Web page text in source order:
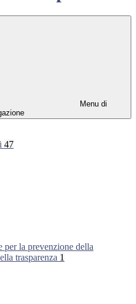
Menu di
47
per la prevenzione della
trasparenza 1